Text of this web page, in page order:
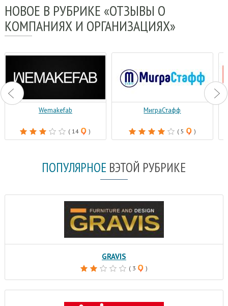
НОВОЕ В РУБРИКЕ «ОТЗЫВЫ О
КОМПАНИЯХ И ОРГАНИЗАЦИЯХ»
Wemakefab
( 14 )
МиграСтафф
( 5 )
ПОПУЛЯРНОЕ ВЭТОЙ РУБРИКЕ
GRAVIS
( 3 )